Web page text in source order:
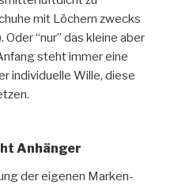
mit Löchern zwecks
“nur” das kleine aber
steht immer eine
individuelle Wille, diese
Anhänger
der eigenen Marken-